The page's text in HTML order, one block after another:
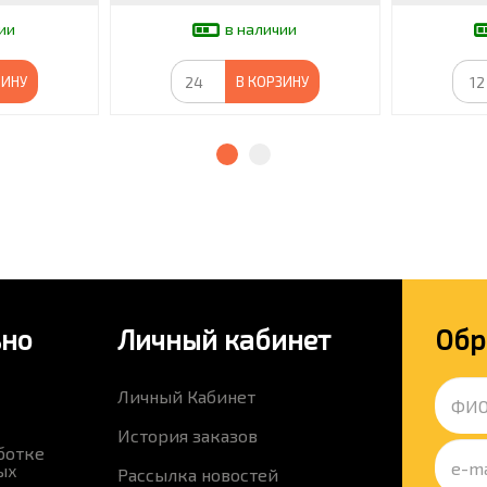
в наличии
В КОРЗИНУ
Личный кабинет
Личный Кабинет
История заказов
Рассылка новостей